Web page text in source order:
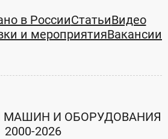
в РоссииСтатьиВидео
и мероприятияВакансии
И ОБОРУДОВАНИЯ
2000-2026